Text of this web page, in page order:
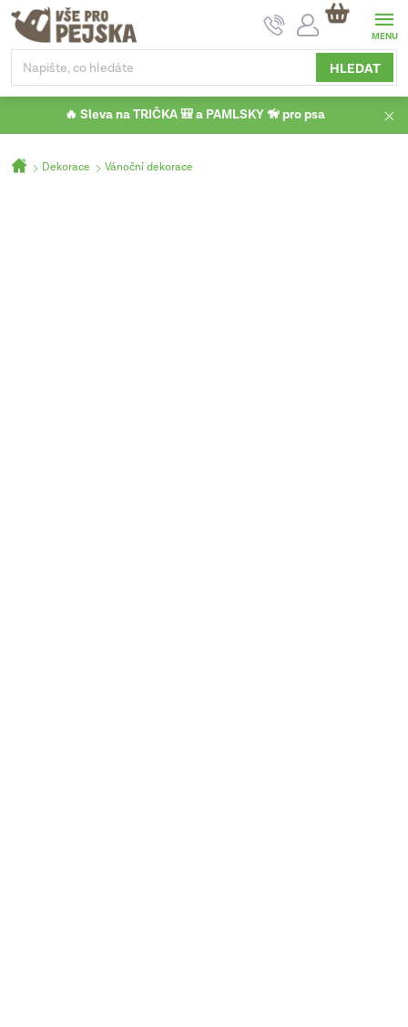
Přejít
obsah
HLEDAT
NÁKUPNÍ
KOŠÍK
🔥 Sleva na TRIČKA 🎒 a PAMLSKY 🦮 pro psa
DomůDekorace Vánoční dekorace